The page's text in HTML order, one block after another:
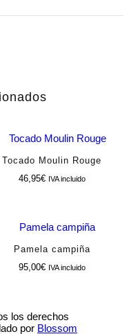
Tocado Moulin Rouge
46,95€ IVA incluido
Pamela campiña
95,00€ IVA incluido
los derechos
por Blossom